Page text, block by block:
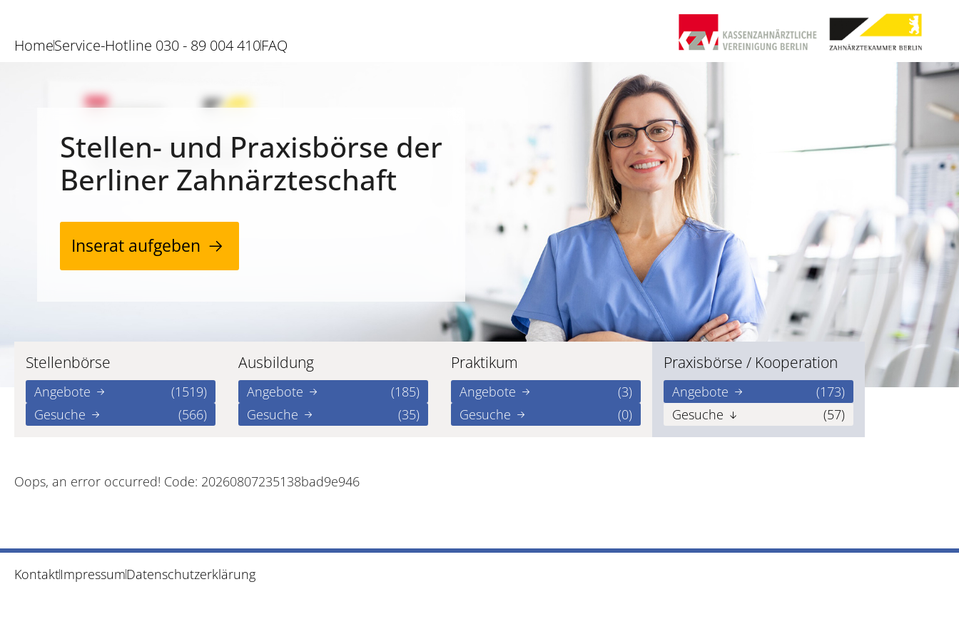
HomeService-Hotline 030 - 89 004 410FAQ
Stellen- und Praxisbörse der
Berliner Zahnärzteschaft
Inserat aufgeben
Stellenbörse
Angebote
(1519)
Gesuche
(566)
Ausbildung
Angebote
(185)
Gesuche
(35)
Praktikum
Angebote
(3)
Gesuche
(0)
Praxisbörse / Kooperation
Angebote
(173)
Gesuche
(57)
Oops, an error occurred! Code: 20260807235138bad9e946
KontaktImpressumDatenschutzerklärung